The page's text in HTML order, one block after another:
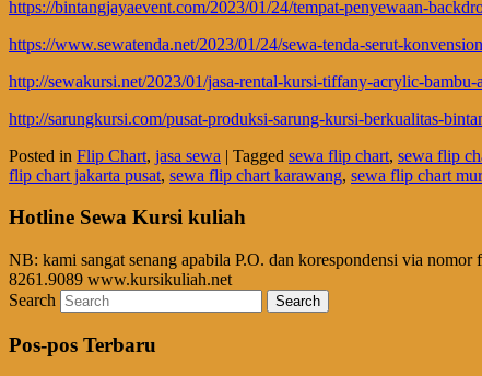
https://bintangjayaevent.com/2023/01/24/tempat-penyewaan-
https://www.sewatenda.net/2023/01/24/sewa-tenda-serut-
http://sewakursi.net/2023/01/jasa-rental-kursi-tiffany-acrylic-bambu-
http://sarungkursi.com/pusat-produksi-sarung-kursi-berkualitas-
Posted in Flip Chart, jasa sewa | Tagged sewa flip chart, sewa flip
flip chart jakarta pusat, sewa flip chart karawang, sewa flip chart
Hotline Sewa Kursi kuliah
NB: kami sangat senang apabila P.O. dan korespondensi via
8261.9089 www.kursikuliah.net
Search
Pos-pos Terbaru